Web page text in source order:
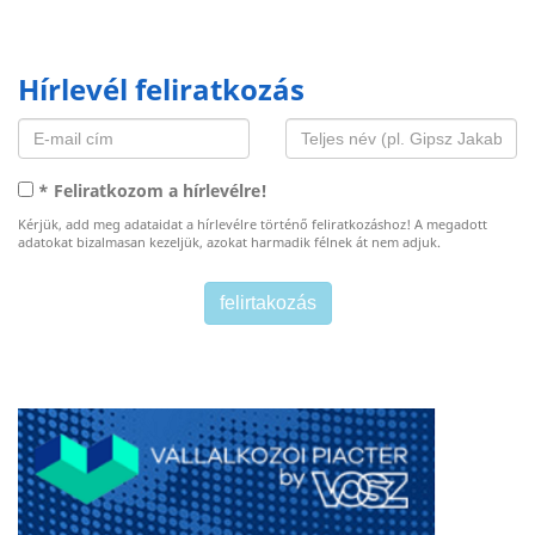
Hírlevél feliratkozás
* Feliratkozom a hírlevélre!
Kérjük, add meg adataidat a hírlevélre történő feliratkozáshoz! A megadott
adatokat bizalmasan kezeljük, azokat harmadik félnek át nem adjuk.